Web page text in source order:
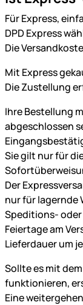
Für Express,
DPD Express
Die
Mit Express
Die Zustellung
Ihre Bestellung
abgeschlossen
Sie gilt nur für
Der
nur für lagernde
Speditions- oder
Feiertage am
Lieferdauer um
Sollte es mit
funktionieren,
Eine